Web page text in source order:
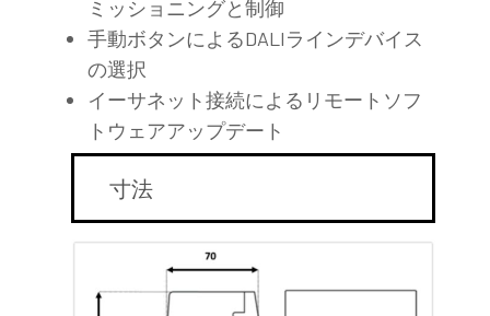
ミッショニングと制御
手動ボタンによるDALIラインデバイス
の選択
イーサネット接続によるリモートソフ
トウェアアップデート
寸法